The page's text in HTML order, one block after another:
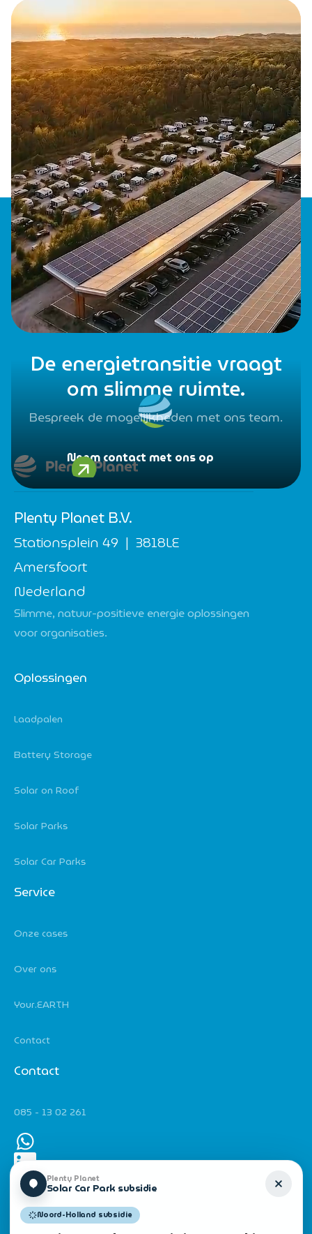
De energietransitie vraagt
om slimme ruimte.
Bespreek de mogelijkheden met ons team.
Neem contact met ons op
Plenty Planet B.V.
Stationsplein 49 | 3818LE
Amersfoort
Nederland
Slimme, natuur-positieve energie oplossingen
voor organisaties.
Oplossingen
Laadpalen
Battery Storage
Solar on Roof
Solar Parks
Solar Car Parks
Service
Onze cases
Over ons
Your.EARTH
Contact
Contact
085 - 13 02 261
Plenty Planet
Solar Car Park subsidie
Noord-Holland subsidie